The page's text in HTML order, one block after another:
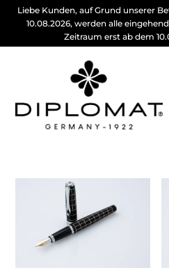
Liebe Kunden, auf Grund unserer
10.08.2026, werden alle
Zeitraum erst ab dem